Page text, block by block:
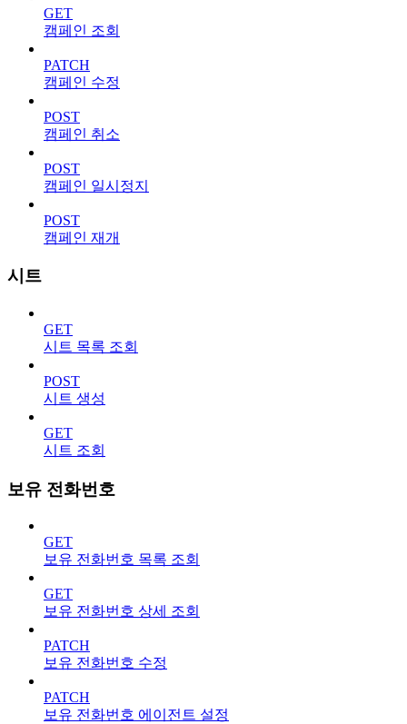
GET
캠페인 조회
PATCH
캠페인 수정
POST
캠페인 취소
POST
캠페인 일시정지
POST
캠페인 재개
시트
GET
시트 목록 조회
POST
시트 생성
GET
시트 조회
보유 전화번호
GET
보유 전화번호 목록 조회
GET
보유 전화번호 상세 조회
PATCH
보유 전화번호 수정
PATCH
보유 전화번호 에이전트 설정